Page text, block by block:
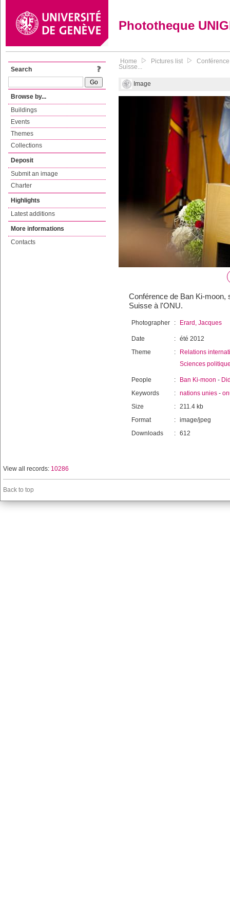
Phototheque
Search
Browse by...
Buildings
Events
Themes
Collections
Deposit
Submit an image
Charter
Highlights
Latest additions
More informations
Contacts
Home Pictures list
Suisse...
Image
Conférence de Ban Ki-moon,
Suisse à l'ONU.
Photographer : Erard, Jacques
Date : été 2012
Theme
:
Relations
Sciences
People : Ban Ki-moon -
Keywords
: nations unies -
Size
: 211.4 kb
Format
: image/jpeg
Downloads
: 612
View all records: 10286
Back to top